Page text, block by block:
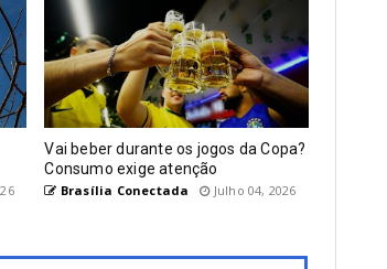
Vai beber durante os jogos da Copa?
Consumo exige atenção
Brasília Conectada Julho 04, 2026